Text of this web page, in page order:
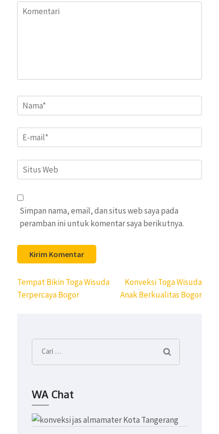
Komentari
Name*
Email*
Situs
Web
Simpan nama, email, dan situs web saya pada
peramban ini untuk komentar saya berikutnya.
Navigasi
pos
Tempat Bikin Toga Wisuda
Terpercaya Bogor
Konveksi Toga Wisuda
Anak Berkualitas Bogor
Cari
untuk:
WA Chat